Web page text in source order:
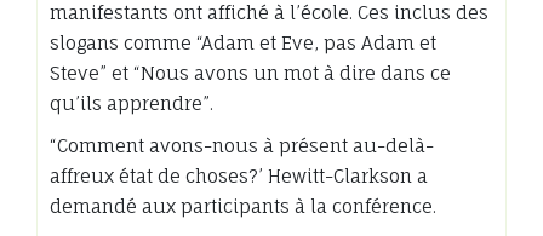
manifestants ont affiché à l’école. Ces inclus des
slogans comme “Adam et Eve, pas Adam et
Steve” et “Nous avons un mot à dire dans ce
qu’ils apprendre”.
“Comment avons-nous à présent au-delà-
affreux état de choses?’ Hewitt-Clarkson a
demandé aux participants à la conférence.